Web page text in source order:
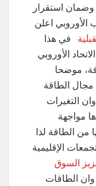
استقرار
الأوروبي اعلن
في هذا
الأوروبي
موضحا
مجال الطاقة
التغيرات
مواجهة
الطاقة لذا
الإقليمية
السوق